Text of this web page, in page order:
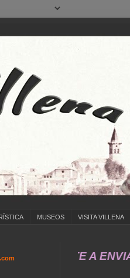
MUSEOS VISITA VILLENA
A ENVIAR